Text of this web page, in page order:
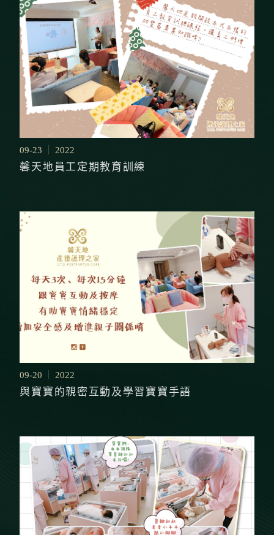
09-23 2022
馨天地員工定期教育訓練
09-20 2022
與寶寶的親密互動及學習寶寶手語